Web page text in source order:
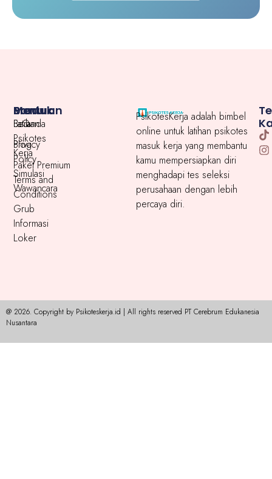
PsikotesKerja adalah bimbel
online untuk latihan psikotes
masuk kerja yang membantu
kamu mempersiapkan diri
menghadapi tes seleksi
perusahaan dengan lebih
percaya diri.
Menu
Beranda
Blog
Paket Premium
Produk
Latihan
Psikotes
Kerja
Simulasi
Wawancara
Grub
Informasi
Loker
Bantuan
FaQ
Privacy
Policy
Terms and
Conditions
@ 2026. Copyright by Psikoteskerja.id | All rights reserved PT Cerebrum Edukanesia
Nusantara​